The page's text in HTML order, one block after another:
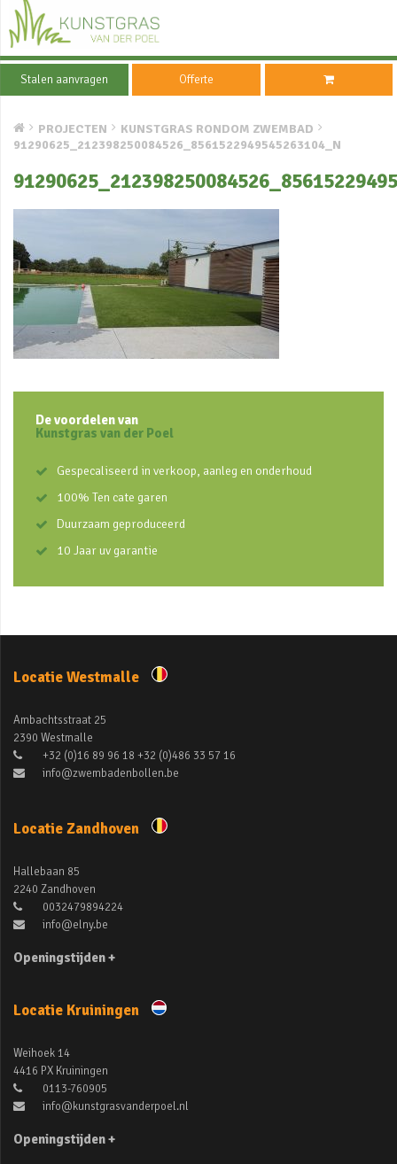
Stalen aanvragen Offerte
PROJECTEN
KUNSTGRAS RONDOM ZWEMBAD
91290625_212398250084526_8561522949545263104_N
De voordelen van
Kunstgras van der Poel
Gespecaliseerd in verkoop, aanleg en onderhoud
100% Ten cate garen
Duurzaam geproduceerd
10 Jaar uv garantie
Locatie Westmalle
Ambachtsstraat 25
2390 Westmalle
+32 (0)16 89 96 18 +32 (0)486 33 57 16
info@zwembadenbollen.be
Locatie Zandhoven
Hallebaan 85
2240 Zandhoven
0032479894224
info@elny.be
Openingstijden +
Locatie Kruiningen
Weihoek 14
4416 PX Kruiningen
0113-760905
info@kunstgrasvanderpoel.nl
Openingstijden +